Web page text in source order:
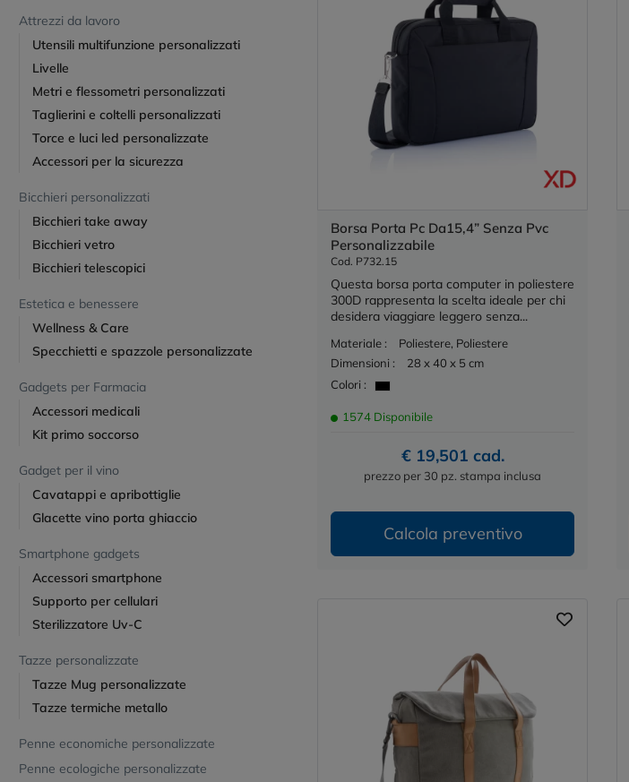
Attrezzi da lavoro
Utensili multifunzione personalizzati
Livelle
Metri e flessometri personalizzati
Taglierini e coltelli personalizzati
Torce e luci led personalizzate
Accessori per la sicurezza
Bicchieri personalizzati
Bicchieri take away
Bicchieri vetro
Bicchieri telescopici
Estetica e benessere
Wellness & Care
Specchietti e spazzole personalizzate
Gadgets per Farmacia
Accessori medicali
Kit primo soccorso
Gadget per il vino
Cavatappi e apribottiglie
Glacette vino porta ghiaccio
Smartphone gadgets
Accessori smartphone
Supporto per cellulari
Sterilizzatore Uv-C
Tazze personalizzate
Tazze Mug personalizzate
Tazze termiche metallo
Penne economiche personalizzate
Penne ecologiche personalizzate
Borsa Porta Pc Da15,4” Senza Pvc
Personalizzabile
Cod. P732.15
Questa borsa porta computer in poliestere
300D rappresenta la scelta ideale per chi
desidera viaggiare leggero senza...
Materiale :
Poliestere, Poliestere
Dimensioni :
28 x 40 x 5 cm
Colori :
1574 Disponibile
€ 19,501 cad.
prezzo per 30 pz. stampa inclusa
Calcola preventivo